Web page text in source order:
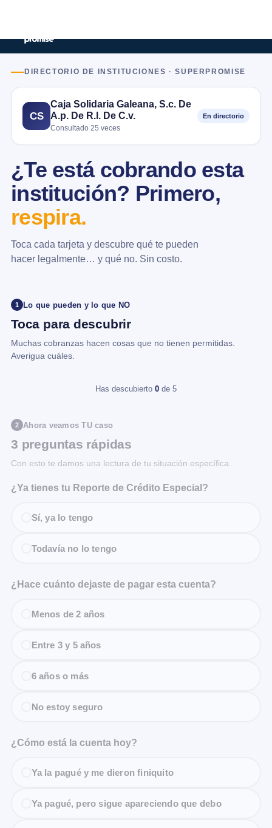
DIRECTORIO DE INSTITUCIONES · SUPERPROMISE
CS
Caja Solidaria Galeana, S.c. De
A.p. De R.l. De C.v.
Consultado 25 veces
En directorio
¿Te está cobrando esta
institución? Primero,
respira.
Toca cada tarjeta y descubre qué te pueden
hacer legalmente… y qué no. Sin costo.
1 Lo que pueden y lo que NO
Toca para descubrir
Muchas cobranzas hacen cosas que no tienen permitidas.
Averigua cuáles.
Has descubierto 0 de 5
2 Ahora veamos TU caso
3 preguntas rápidas
Con esto te damos una lectura de tu situación específica.
¿Ya tienes tu Reporte de Crédito Especial?
Sí, ya lo tengo
Todavía no lo tengo
¿Hace cuánto dejaste de pagar esta cuenta?
Menos de 2 años
Entre 3 y 5 años
6 años o más
No estoy seguro
¿Cómo está la cuenta hoy?
Ya la pagué y me dieron finiquito
Ya pagué, pero sigue apareciendo que debo